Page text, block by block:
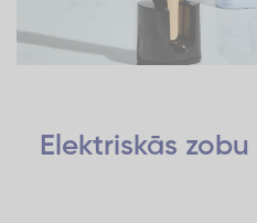
Elektriskās